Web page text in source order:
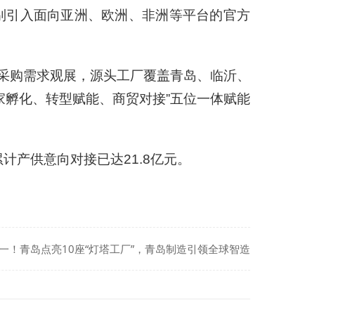
入面向亚洲、欧洲、非洲等平台的官方
需求观展，源头工厂覆盖青岛、临沂、
化、转型赋能、商贸对接”五位一体赋能
产供意向对接已达21.8亿元。
！青岛点亮10座“灯塔工厂”，青岛制造引领全球智造